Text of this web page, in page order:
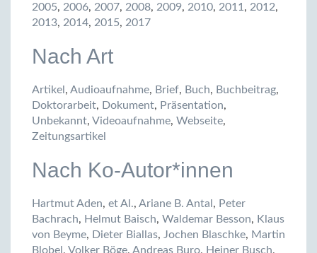
2005, 2006, 2007, 2008, 2009, 2010, 2011 , 2012,
2013, 2014, 2015, 2017
Nach Art
Artikel , Audioaufnahme, Brief, Buch, Buchbeitrag,
Doktorarbeit, Dokument, Präsentation,
Unbekannt, Videoaufnahme, Webseite,
Zeitungsartikel
Nach Ko-Autor*innen
Hartmut Aden, et Al., Ariane B. Antal , Peter
Bachrach, Helmut Baisch, Waldemar Besson, Klaus
von Beyme, Dieter Biallas, Jochen Blaschke, Martin
Blobel , Volker Böge, Andreas Buro, Heiner Busch,